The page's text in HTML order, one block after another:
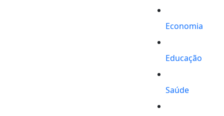
Economia
Educação
Saúde